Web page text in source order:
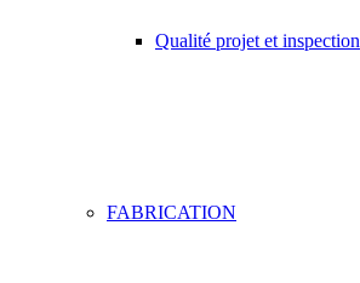
Qualité projet et inspection
FABRICATION